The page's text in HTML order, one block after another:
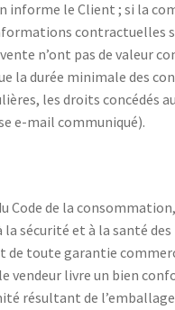
informe le Client ; si la
n’ont pas de valeur
la durée minimale des
les droits concédés
e-mail communiqué).
Code de la
sécurité et à la santé
toute garantie
vendeur livre un bien
résultant de